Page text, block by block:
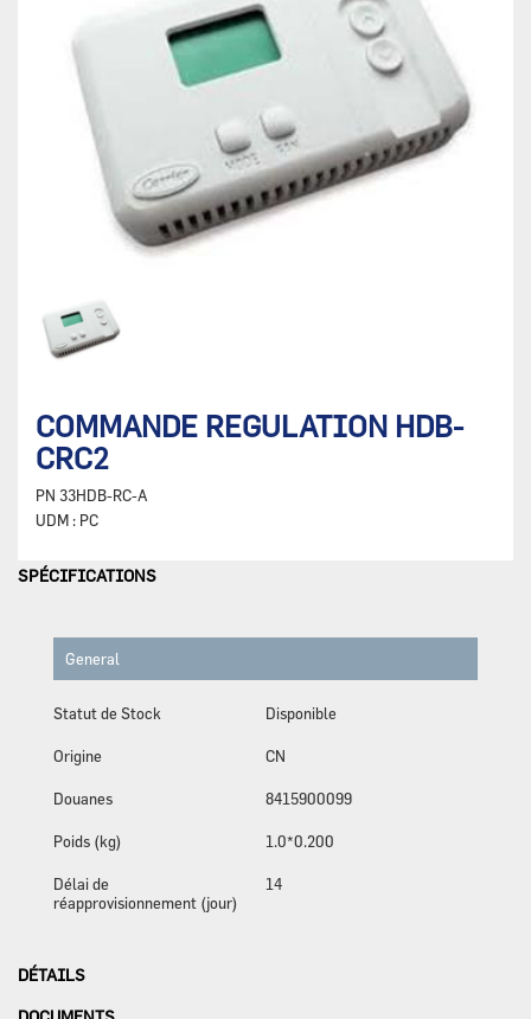
COMMANDE REGULATION HDB-
CRC2
PN 33HDB-RC-A
UDM : PC
SPÉCIFICATIONS
General
Statut de Stock Disponible
Origine CN
Douanes 8415900099
Poids (kg) 1.0*0.200
Délai de
réapprovisionnement (jour)
14
DÉTAILS